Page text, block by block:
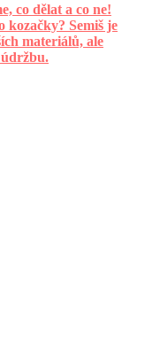
co dělat a co ne!
kozačky? Semiš je
materiálů, ale